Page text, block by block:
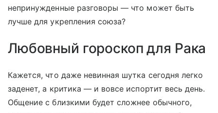
непринужденные разговоры — что может быть
лучше для укрепления союза?
Любовный гороскоп для Рака
Кажется, что даже невинная шутка сегодня легко
заденет, а критика — и вовсе испортит весь день.
Общение с близкими будет сложнее обычного,